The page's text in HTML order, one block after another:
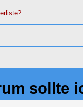
sollte